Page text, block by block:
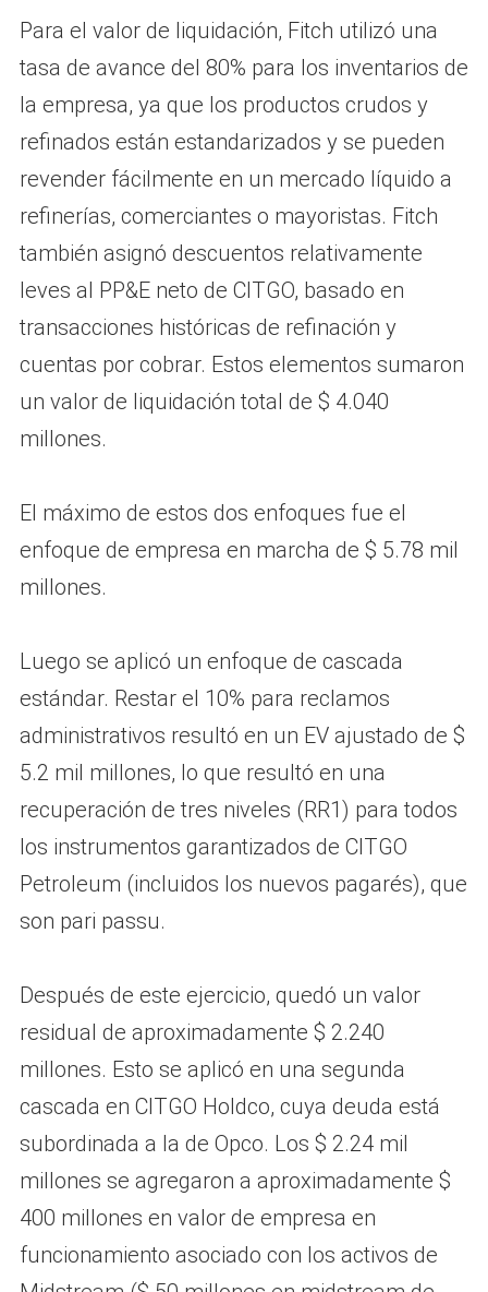
Para el valor de liquidación, Fitch utilizó una
tasa de avance del 80% para los inventarios de
la empresa, ya que los productos crudos y
refinados están estandarizados y se pueden
revender fácilmente en un mercado líquido a
refinerías, comerciantes o mayoristas. Fitch
también asignó descuentos relativamente
leves al PP&E neto de CITGO, basado en
transacciones históricas de refinación y
cuentas por cobrar. Estos elementos sumaron
un valor de liquidación total de $ 4.040
millones.
El máximo de estos dos enfoques fue el
enfoque de empresa en marcha de $ 5.78 mil
millones.
Luego se aplicó un enfoque de cascada
estándar. Restar el 10% para reclamos
administrativos resultó en un EV ajustado de $
5.2 mil millones, lo que resultó en una
recuperación de tres niveles (RR1) para todos
los instrumentos garantizados de CITGO
Petroleum (incluidos los nuevos pagarés), que
son pari passu.
Después de este ejercicio, quedó un valor
residual de aproximadamente $ 2.240
millones. Esto se aplicó en una segunda
cascada en CITGO Holdco, cuya deuda está
subordinada a la de Opco. Los $ 2.24 mil
millones se agregaron a aproximadamente $
400 millones en valor de empresa en
funcionamiento asociado con los activos de